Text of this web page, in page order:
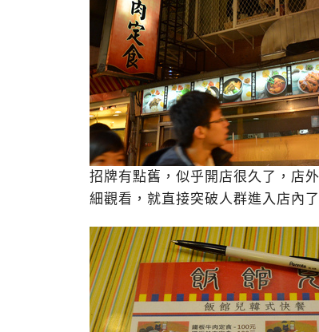
招牌有點舊，似乎開店很久了，店
細觀看，就直接突破人群進入店內了